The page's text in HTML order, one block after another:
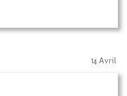
14 Avril